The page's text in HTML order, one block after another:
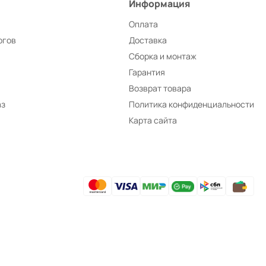
Информация
Оплата
Доставка
Сборка и монтаж
Гарантия
Возврат товара
Политика конфиденциальности
Карта сайта